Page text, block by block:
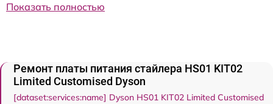
Показать полностью
Ремонт платы питания стайлера HS01 KIT02
Limited Customised Dyson
[dataset:services:name] Dyson HS01 KIT02 Limited Customised